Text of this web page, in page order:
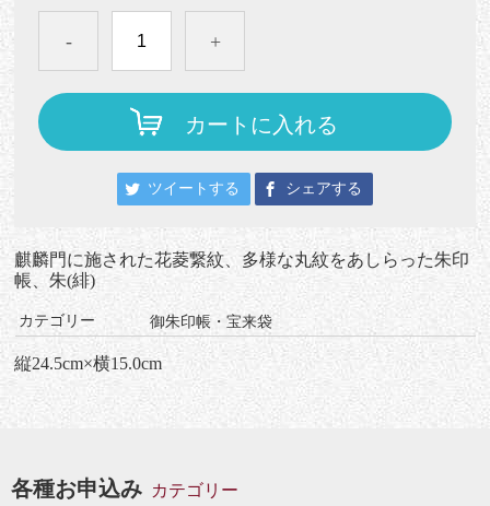
- +
カートに入れる
ツイートする シェアする
麒麟門に施された花菱繋紋、多様な丸紋をあしらった朱印
帳、朱(緋)
カテゴリー 御朱印帳・宝来袋
縦24.5cm×横15.0cm
各種お申込み カテゴリー